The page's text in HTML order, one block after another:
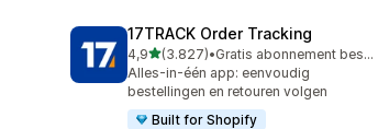
17TRACK Order Tracking
4,9van 5 sterren
(3.827)
3827 recensies in totaal
•
Gratis abonnement beschikbaar
Alles-in-één app: eenvoudig
bestellingen en retouren volgen
Built for Shopify